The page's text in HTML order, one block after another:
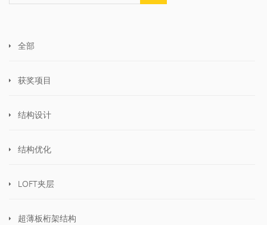
全部
获奖项目
结构设计
结构优化
LOFT夹层
超薄板桁架结构